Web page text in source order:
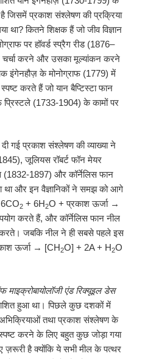
जिसमें प्रकाश संश्लेषण की प्रक्रिया
था? कितने शिक्षक हैं जो जीव विज्ञान
पर हॉवर्ड स्प्रैग रीड (1876‒
चर्चा करने और उसका मूल्यांकन करने
इंगेनहौज़ के मोनोग्राफ (1779) में
करते हैं जो यान बैप्टिस्टा फान
(1733-1904) के कामों पर
दी गई प्रकाश संश्लेषण की व्याख्या ने
जूलियस रॉबर्ट फॉन मेयर
1897) और कॉर्नेलिस फान
था और इन वैज्ञानिकों ने समझ को आगे
6CO2 + 6H2O + प्रकाश ऊर्जा →
करते हैं, और कॉर्नेलिस फान नील
जबकि नील ने ही सबसे पहले इस
ऊर्जा → [CH2O] + 2A + H2O
माइक्रोबायोलॉजी एंड रिक्यूइल डेस
हुआ था। पिछले कुछ दशकों में
तथा प्रकाश संश्लेषण के
करने के लिए बहुत कुछ जोड़ा गया
ज़रूरी है क्योंकि ये सभी मील के पत्थर